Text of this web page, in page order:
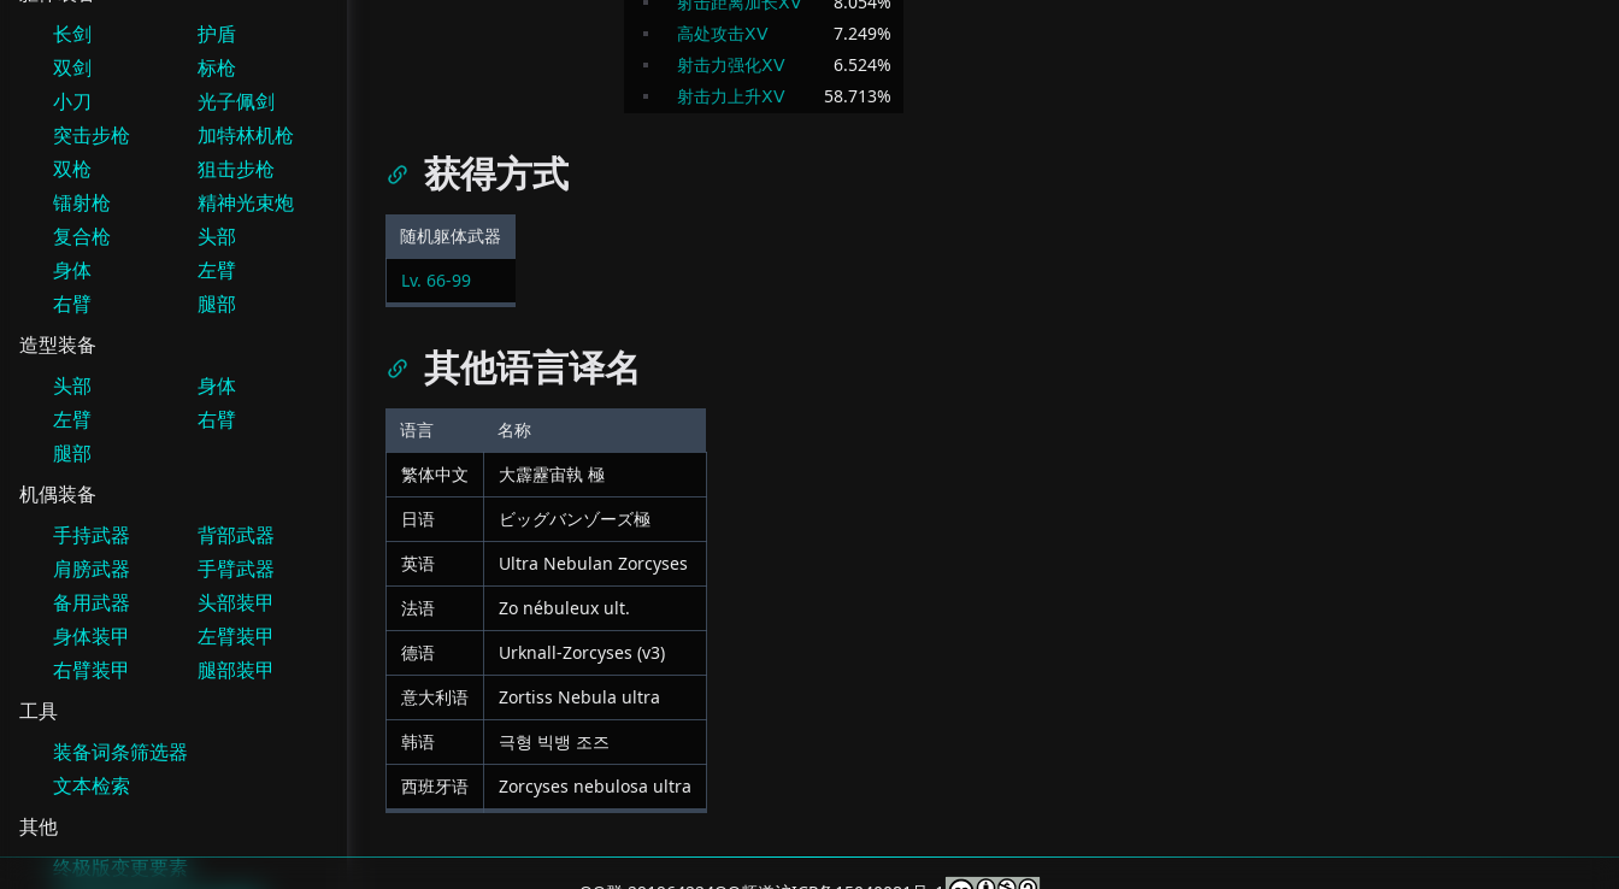
长剑
护盾
双剑
标枪
小刀
光子佩剑
突击步枪
加特林机枪
双枪
狙击步枪
镭射枪
精神光束炮
复合枪
头部
身体
左臂
右臂
腿部
造型装备
头部
身体
左臂
右臂
腿部
机偶装备
手持武器
背部武器
肩膀武器
手臂武器
备用武器
头部装甲
身体装甲
左臂装甲
右臂装甲
腿部装甲
工具
装备词条筛选器
文本检索
其他
终极版变更要素
高处攻击ⅩⅤ
7.249%
射击力强化ⅩⅤ
6.524%
射击力上升ⅩⅤ
58.713%
获得方式
随机躯体武器
Lv. 66-99
其他语言译名
语言
名称
繁体中文
大霹靂宙執 極
日语
ビッグバンゾーズ極
英语
Ultra Nebulan Zorcyses
法语
Zo nébuleux ult.
德语
Urknall-Zorcyses (v3)
意大利语
Zortiss Nebula ultra
韩语
극형 빅뱅 조즈
西班牙语
Zorcyses nebulosa ultra